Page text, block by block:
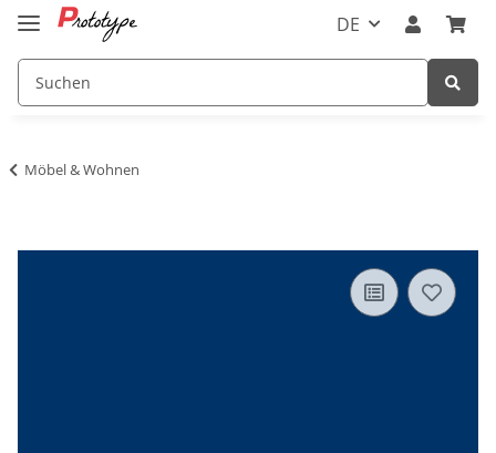
DE
Möbel & Wohnen